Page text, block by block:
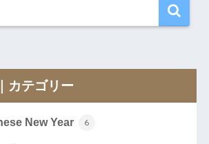
カテゴリー
New Year 6